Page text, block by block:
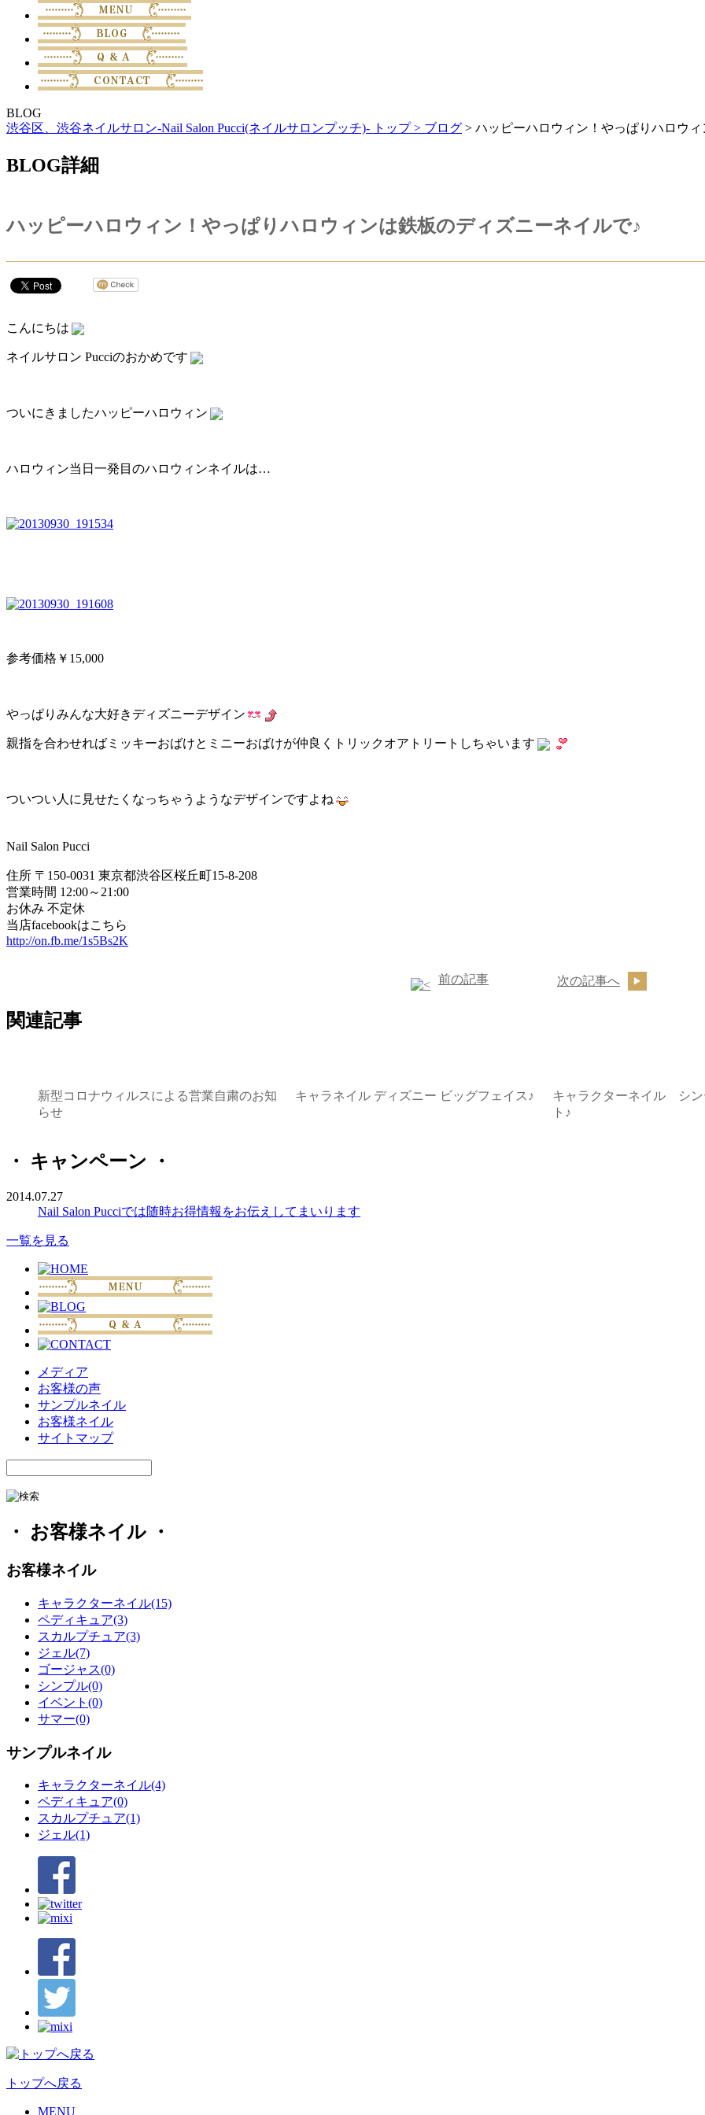
BLOG
渋谷区、渋谷ネイルサロン-Nail Salon Pucci(ネイルサロンプッチ)- トップ > ブログ > ハッピーハロウィン！やっぱりハロウ
BLOG詳細
ハッピーハロウィン！やっぱりハロウィンは鉄板のディズニーネイルで♪
こんにちは
ネイルサロン Pucciのおかめです
ついにきましたハッピーハロウィン
ハロウィン当日一発目のハロウィンネイルは…
参考価格￥15,000
やっぱりみんな大好きディズニーデザイン
親指を合わせればミッキーおばけとミニーおばけが仲良くトリックオアトリートしちゃいます
ついつい人に見せたくなっちゃうようなデザインですよね
Nail Salon Pucci
住所 〒150-0031 東京都渋谷区桜丘町15-8-208
営業時間 12:00～21:00
お休み 不定休
当店facebookはこちら
http://on.fb.me/1s5Bs2K
前の記事 次の記事へ
関連記事
新型コロナウィルスによる営業自粛のお知
らせ
キャラネイル ディズニー ビッグフェイス♪
キャラクターネイル シン
ト♪
・ キャンペーン ・
2014.07.27
Nail Salon Pucciでは随時お得情報をお伝えしてまいります
一覧を見る
メディア
お客様の声
サンプルネイル
お客様ネイル
サイトマップ
・ お客様ネイル ・
お客様ネイル
キャラクターネイル(15)
ペディキュア(3)
スカルプチュア(3)
ジェル(7)
ゴージャス(0)
シンプル(0)
イベント(0)
サマー(0)
サンプルネイル
キャラクターネイル(4)
ペディキュア(0)
スカルプチュア(1)
ジェル(1)
トップへ戻る
MENU